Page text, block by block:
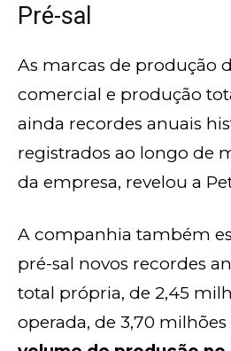
Pré-sal
As marcas de produção
comercial e produção
ainda recordes anuais
registrados ao longo de
da empresa, revelou a
A companhia também
pré-sal novos recordes
total própria, de 2,45
operada, de 3,70 milhões